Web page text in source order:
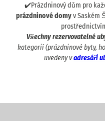
✔️Prázdninový dům pro
prázdninové domyv Saském
Všechny rezervovatelné
kategorií(prázdninové byty,
uvedeny vadresáři